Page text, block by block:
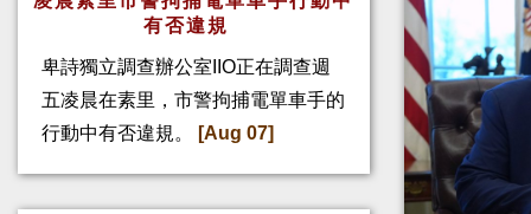
有否違規
卑詩獨立調查辦公室IIO正在調查週
五凌晨在素里，市警拘捕電單車手的
行動中有否違規。
[Aug 07]